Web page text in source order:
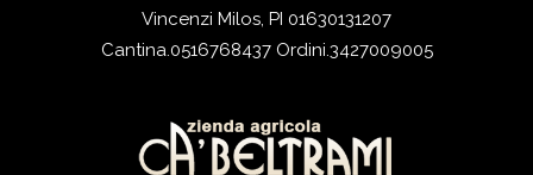
Vincenzi Milos, PI 01630131207
Cantina.0516768437 Ordini.3427009005